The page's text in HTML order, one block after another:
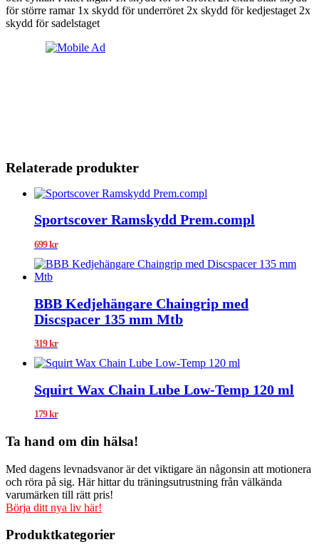
för större ramar 1x skydd för underröret 2x skydd för kedjestaget 2x
skydd för sadelstaget
Relaterade produkter
Sportscover Ramskydd Prem.compl
699kr
BBB Kedjehängare Chaingrip med
Discspacer 135 mm Mtb
319kr
Squirt Wax Chain Lube Low-Temp 120 ml
179kr
Ta hand om din hälsa!
Med dagens levnadsvanor är det viktigare än någonsin att motionera
och röra på sig. Här hittar du träningsutrustning från välkända
varumärken till rätt pris!
Börja ditt nya liv här!
Produktkategorier